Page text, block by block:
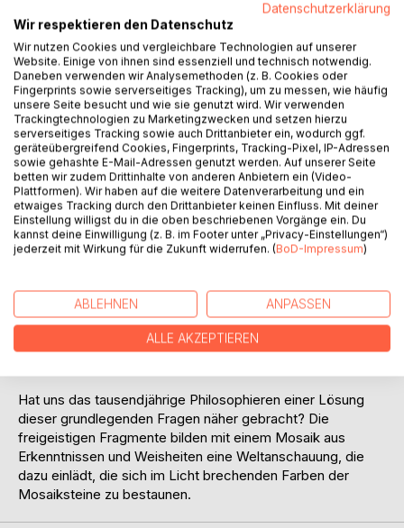
Titel bewerten
BESCHREIBUNG
Das Leben ist ein einziges großes Rätsel: Wir werden in
eine wunderschöne Welt geboren, treiben eine begrenzte
Zeit durch den unbegrenzten Raum und verschwinden dann
Woher kommen wir?
Wohin gehen wir?
Warum leben wir eigentlich?
Hat uns das tausendjährige Philosophieren einer Lösung
dieser grundlegenden Fragen näher gebracht? Die
freigeistigen Fragmente bilden mit einem Mosaik aus
Erkenntnissen und Weisheiten eine Weltanschauung, die
dazu einlädt, die sich im Licht brechenden Farben der
Mosaiksteine zu bestaunen.
Datenschutzerklärung
Wir respektieren den Datenschutz
Wir nutzen Cookies und vergleichbare Technologien auf unserer
Website. Einige von ihnen sind essenziell und technisch notwendig.
Daneben verwenden wir Analysemethoden (z. B. Cookies oder
Fingerprints sowie serverseitiges Tracking), um zu messen, wie häufig
unsere Seite besucht und wie sie genutzt wird. Wir verwenden
Trackingtechnologien zu Marketingzwecken und setzen hierzu
serverseitiges Tracking sowie auch Drittanbieter ein, wodurch ggf.
geräteübergreifend Cookies, Fingerprints, Tracking-Pixel, IP-Adressen
sowie gehashte E-Mail-Adressen genutzt werden. Auf unserer Seite
betten wir zudem Drittinhalte von anderen Anbietern ein (Video-
Plattformen). Wir haben auf die weitere Datenverarbeitung und ein
etwaiges Tracking durch den Drittanbieter keinen Einfluss. Mit deiner
Einstellung willigst du in die oben beschriebenen Vorgänge ein. Du
kannst deine Einwilligung (z. B. im Footer unter „Privacy-Einstellungen“)
jederzeit mit Wirkung für die Zukunft widerrufen. (BoD-Impressum)
ABLEHNEN ANPASSEN
ALLE AKZEPTIEREN